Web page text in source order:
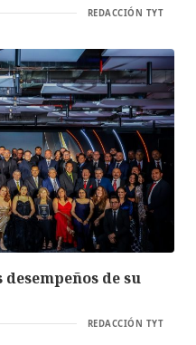
REDACCIÓN TYT
de su
REDACCIÓN TYT